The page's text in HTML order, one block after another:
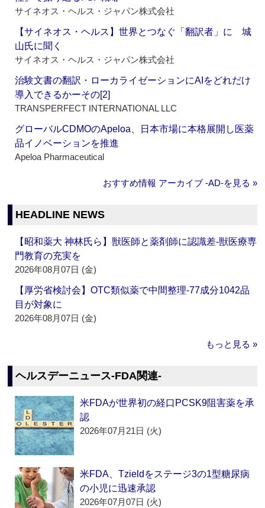
サイネオス・ヘルス・ジャパン株式会社
【サイネオス・ヘルス】世界とつなぐ「翻訳者」に 城
山氏に聞く
サイネオス・ヘルス・ジャパン株式会社
治験文書の翻訳・ローカライゼーションにAIをどれだけ
導入できるかーその[2]
TRANSPERFECT INTERNATIONAL LLC
グローバルCDMOのApeloa、日本市場に本格展開し医薬
品イノベーションを推進
Apeloa Pharmaceutical
おすすめ情報 アーカイブ ‐AD‐を見る »
HEADLINE NEWS
【昭和薬大 神林氏ら】獣医師と薬剤師に認識差‐獣医療専
門教育の充実を
2026年08月07日 (金)
【厚労省検討会】OTC類似薬で中間整理‐77成分1042品
目が対象に
2026年08月07日 (金)
もっと見る »
ヘルスデーニュース‐FDA関連‐
米FDAが世界初の経口PCSK9阻害薬を承
認
2026年07月21日 (火)
米FDA、Tzieldをステージ3の1型糖尿病
の小児に迅速承認
2026年07月07日 (火)